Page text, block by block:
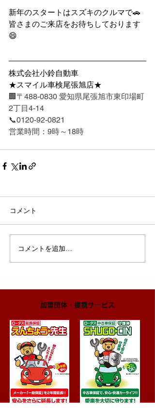
新年のスタートはスズキのクルマで🚗
皆さまのご来店をお待ちしております
😄
株式会社小鈴自動車
★スマイル車検尾張旭店★
🏢〒488-0830 愛知県尾張旭市東印場町
2丁目4-14
📞0120-92-0821
営業時間：9時～18時
コメント
コメントを追加…
​加盟団体・提携サービス